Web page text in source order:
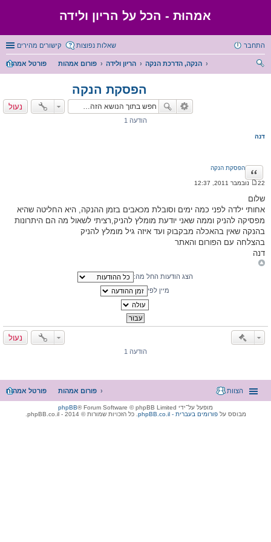
אמהוּת - הכל על הריון ולידה
קישורים מהירים שאלות נפוצות התחבר
פורטל אמהות פורום אמהות הריון ולידה
הנקה, הדרכת הנקה
הפסקת הנקה
נעול
הודעה 1
דנה
הפסקת הנקה ציטוט
ו
ד
ע
ה
22 נובמבר 2011, 12:37
שלום
אחותי ילדה לפני כמה ימים וסובלת מכאבים בזמן ההנקה, היא החליטה שהיא
מפסיקה להניק וממה שאני יודעת מומלץ להניק,רציתי לשאול מה הם היתרונות
בהנקה שאין בהאכלה מבקבוק ועד איזה גיל מומלץ להניק
בהצלחה עם הפורום והאתר
דנה
הצג הודעות החל מה:
מיין לפי
נעול
הודעה 1
פורטל אמהות פורום אמהות הצוות
מופעל על־ידי phpBB® Forum Software © phpBB Limited
מבוסס עלphpBB.co.il - פורומים בעברית . כל הזכויות שמורות © 2014 - phpBB.co.il.